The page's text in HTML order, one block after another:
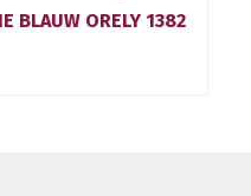
BLAUW ORELY 1382